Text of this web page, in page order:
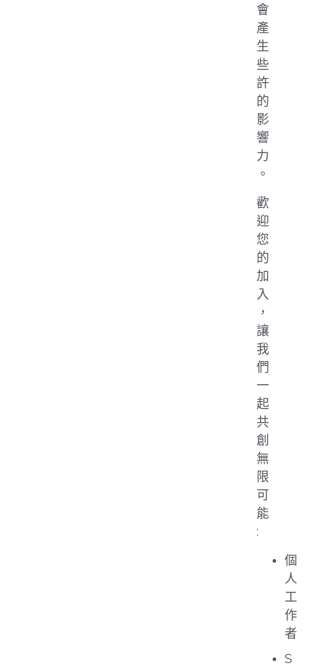
會
產
生
些
許
的
影
響
力
。
歡
迎
您
的
加
入
，
讓
我
們
一
起
共
創
無
限
可
能
:
個
人
工
作
者
S